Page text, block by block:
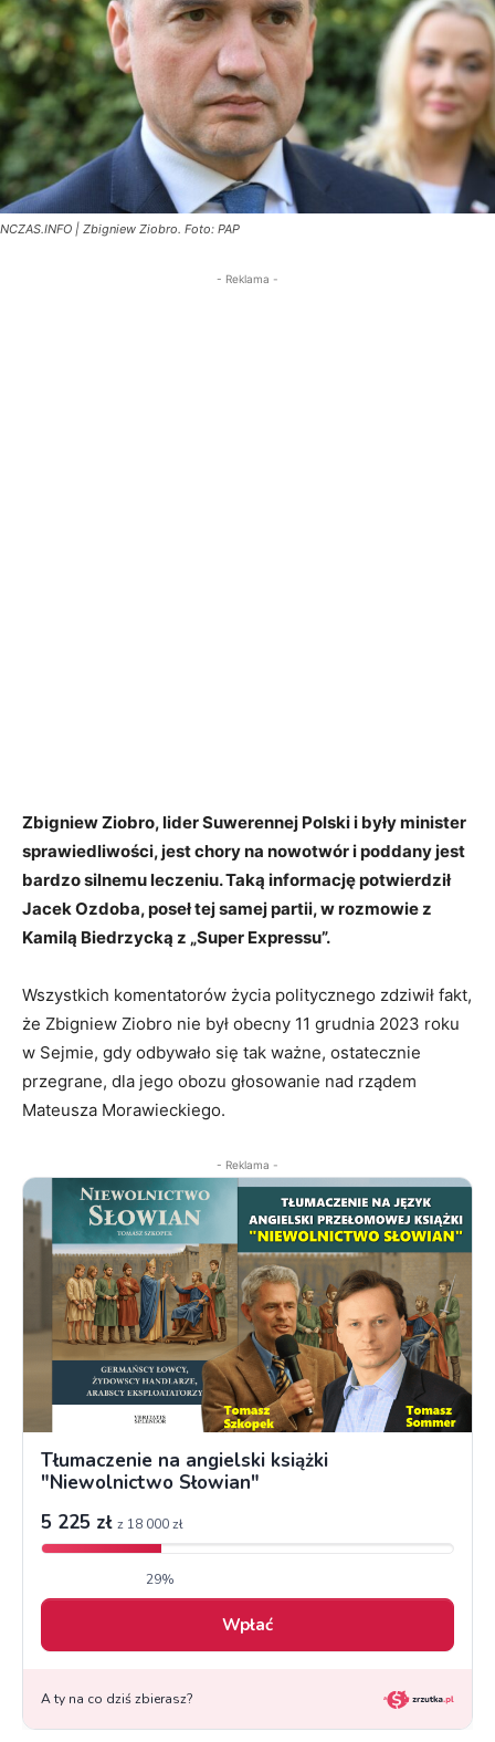
NCZAS.INFO | Zbigniew Ziobro. Foto: PAP
- Reklama -
Zbigniew Ziobro, lider Suwerennej Polski i były minister
sprawiedliwości, jest chory na nowotwór i poddany jest
bardzo silnemu leczeniu. Taką informację potwierdził
Jacek Ozdoba, poseł tej samej partii, w rozmowie z
Kamilą Biedrzycką z „Super Expressu”.
Wszystkich komentatorów życia politycznego zdziwił fakt,
że Zbigniew Ziobro nie był obecny 11 grudnia 2023 roku
w Sejmie, gdy odbywało się tak ważne, ostatecznie
przegrane, dla jego obozu głosowanie nad rządem
Mateusza Morawieckiego.
- Reklama -